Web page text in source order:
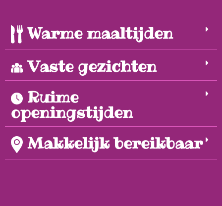
Warme maaltijden
Vaste gezichten
Ruime
openingstijden
Makkelijk bereikbaar